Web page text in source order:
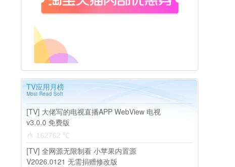
TV应用月榜
Most Read Soft
[TV] 大佬写的电视直播APP WebView 电视
v3.0.0 免费版
162762 ℃
[TV] 全网源无限制看 小苹果内置源
V2026.0121 无需捐赠修改版